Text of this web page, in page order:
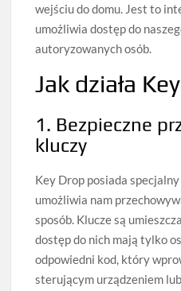
wejściu do domu. Jest to
umożliwia dostęp do
autoryzowanych osób.
Jak działa
1. Bezpieczne
kluczy
Key Drop posiada
umożliwia nam
sposób. Klucze są
dostęp do nich mają tylko
odpowiedni kod, który
sterującym urządzeniem